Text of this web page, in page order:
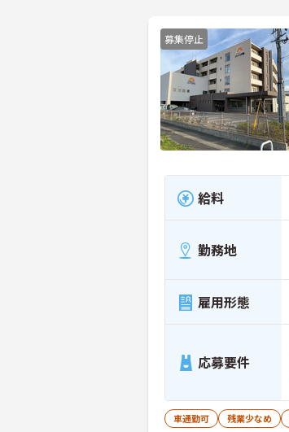
募集停止
給料
勤務地
雇用形態
応募要件
車通勤可 残業少なめ